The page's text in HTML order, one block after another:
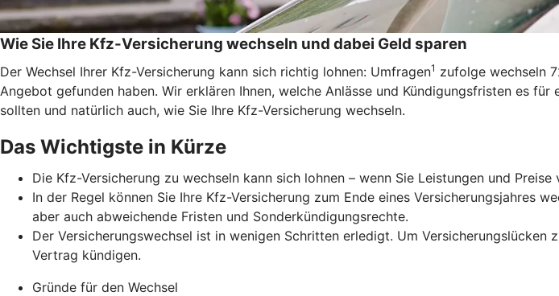
Wie Sie Ihre Kfz-Versicherung wechseln und dabei Geld sparen
Der Wechsel Ihrer Kfz-Versicherung kann sich richtig lohnen: Umfragen1 zufolge wechseln
Angebot gefunden haben. Wir erklären Ihnen, welche Anlässe und Kündigungsfristen es
sollten und natürlich auch, wie Sie Ihre Kfz-Versicherung wechseln.
Das Wichtigste in Kürze
Die Kfz-Versicherung zu wechseln kann sich lohnen – wenn Sie Leistungen und Preise
In der Regel können Sie Ihre Kfz-Versicherung zum Ende eines Versicherungsjahres
aber auch abweichende Fristen und Sonderkündigungsrechte.
Der Versicherungswechsel ist in wenigen Schritten erledigt. Um
Vertrag kündigen.
Gründe für den Wechsel